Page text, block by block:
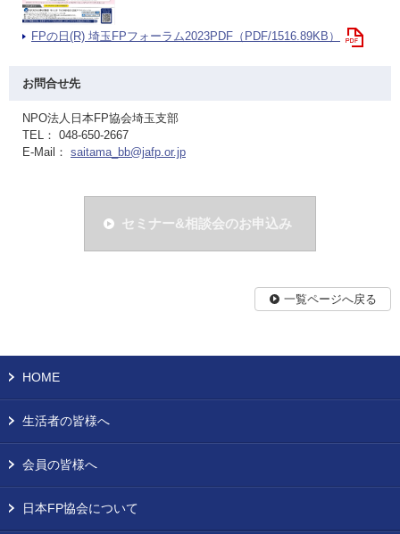
FPの日(R) 埼玉FPフォーラム2023PDF（PDF/1516.89KB）
お問合せ先
NPO法人日本FP協会埼玉支部
TEL： 048-650-2667
E-Mail： saitama_bb@jafp.or.jp
セミナー&相談会のお申込み
一覧ページへ戻る
HOME
生活者の皆様へ
会員の皆様へ
日本FP協会について